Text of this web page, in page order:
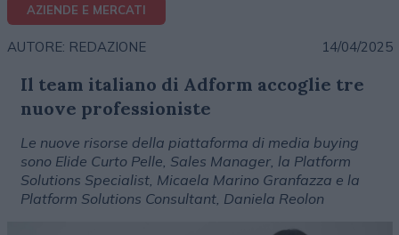
AZIENDE E MERCATI
AUTORE: REDAZIONE 14/04/2025
Il team italiano di Adform accoglie tre
nuove professioniste
Le nuove risorse della piattaforma di media buying
sono Elide Curto Pelle, Sales Manager, la Platform
Solutions Specialist, Micaela Marino Granfazza e la
Platform Solutions Consultant, Daniela Reolon